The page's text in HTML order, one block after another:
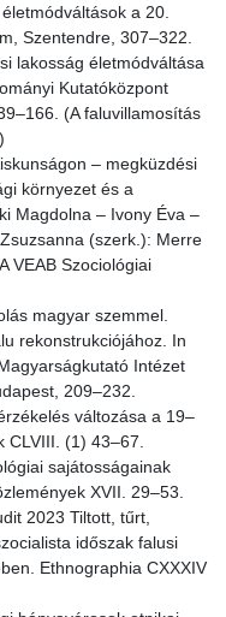
a 20.
Szentendre, 307–322.
lakosság életmódváltása
Kutatóközpont
(A faluvillamosítás
– megküzdési
környezet és a
Magdolna – Ivony Éva –
(szerk.): Merre
VEAB Szociológiai
magyar szemmel.
rekonstrukciójához. In
Intézet
209–232.
változása a 19–
CLVIII. (1) 43–67.
sajátosságainak
XVII. 29–53.
2023 Tiltott, tűrt,
időszak falusi
Ethnographia CXXXIV